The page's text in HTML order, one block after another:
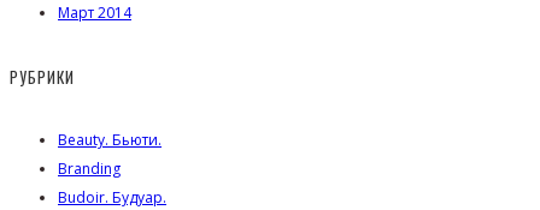
Март 2014
РУБРИКИ
Beauty. Бьюти.
Branding
Budoir. Будуар.